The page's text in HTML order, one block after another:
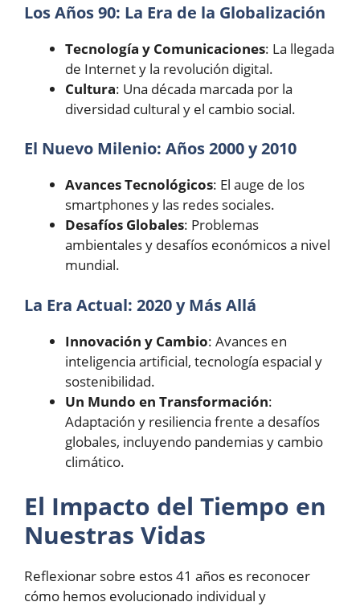
Los Años 90: La Era de la Globalización
Tecnología y Comunicaciones: La llegada
de Internet y la revolución digital.
Cultura: Una década marcada por la
diversidad cultural y el cambio social.
El Nuevo Milenio: Años 2000 y 2010
Avances Tecnológicos: El auge de los
smartphones y las redes sociales.
Desafíos Globales: Problemas
ambientales y desafíos económicos a nivel
mundial.
La Era Actual: 2020 y Más Allá
Innovación y Cambio: Avances en
inteligencia artificial, tecnología espacial y
sostenibilidad.
Un Mundo en Transformación:
Adaptación y resiliencia frente a desafíos
globales, incluyendo pandemias y cambio
climático.
El Impacto del Tiempo en
Nuestras Vidas
Reflexionar sobre estos 41 años es reconocer
cómo hemos evolucionado individual y